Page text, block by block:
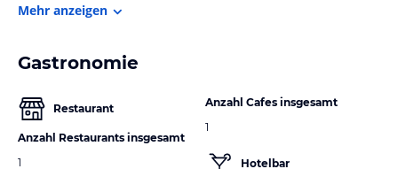
Mehr anzeigen
Gastronomie
Restaurant
Anzahl Restaurants insgesamt
1
Anzahl Cafes insgesamt
1
Hotelbar